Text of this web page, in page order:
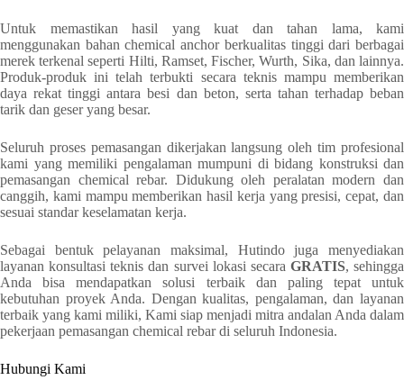
Untuk memastikan hasil yang kuat dan tahan lama, kami
menggunakan bahan chemical anchor berkualitas tinggi dari berbagai
merek terkenal seperti Hilti, Ramset, Fischer, Wurth, Sika, dan lainnya.
Produk-produk ini telah terbukti secara teknis mampu memberikan
daya rekat tinggi antara besi dan beton, serta tahan terhadap beban
tarik dan geser yang besar.
Seluruh proses pemasangan dikerjakan langsung oleh tim profesional
kami yang memiliki pengalaman mumpuni di bidang konstruksi dan
pemasangan chemical rebar. Didukung oleh peralatan modern dan
canggih, kami mampu memberikan hasil kerja yang presisi, cepat, dan
sesuai standar keselamatan kerja.
Sebagai bentuk pelayanan maksimal, Hutindo juga menyediakan
layanan konsultasi teknis dan survei lokasi secara GRATIS, sehingga
Anda bisa mendapatkan solusi terbaik dan paling tepat untuk
kebutuhan proyek Anda. Dengan kualitas, pengalaman, dan layanan
terbaik yang kami miliki, Kami siap menjadi mitra andalan Anda dalam
pekerjaan pemasangan chemical rebar di seluruh Indonesia.
Hubungi Kami